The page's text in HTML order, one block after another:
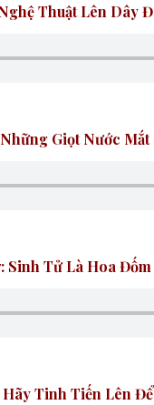
Nghệ Thuật Lên Dây
Những Giọt Nước Mắt
Sinh Tử Là Hoa
Hãy Tinh Tiến Lên